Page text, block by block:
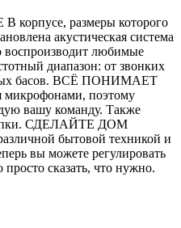
размеры которого
акустическая система
любимые
диапазон: от звонких
басов. ВСЁ ПОНИМАЕТ
микрофонами, поэтому
вашу команду. Также
СДЕЛАЙТЕ ДОМ
бытовой техникой и
вы можете регулировать
просто сказать, что нужно.